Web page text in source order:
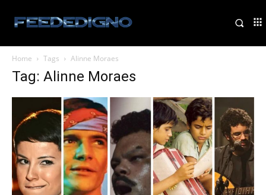
Home Tags Alinne Moraes
Tag: Alinne Moraes